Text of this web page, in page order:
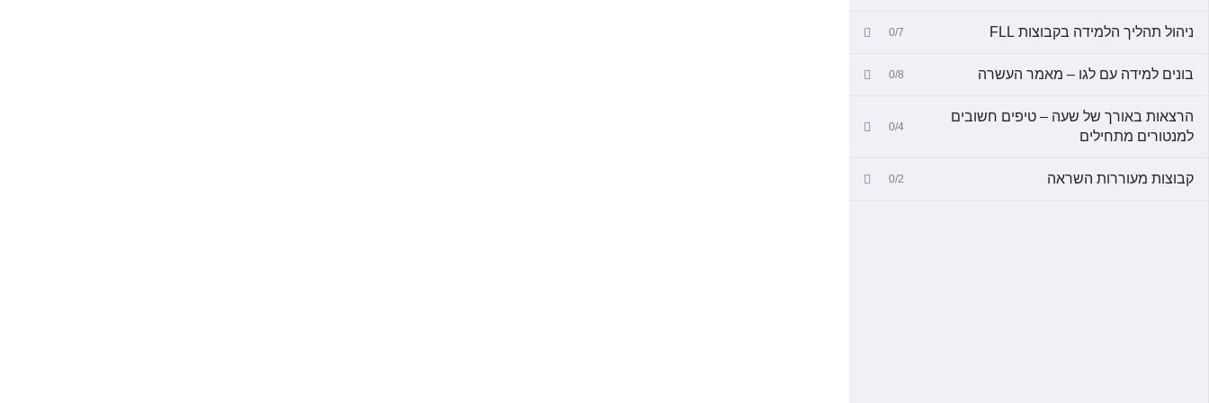
ניהול תהליך הלמידה בקבוצות FLL 0/7
בונים למידה עם לגו – מאמר העשרה 0/8
הרצאות באורך של שעה – טיפים חשובים
למנטורים מתחילים
0/4
קבוצות מעוררות השראה 0/2